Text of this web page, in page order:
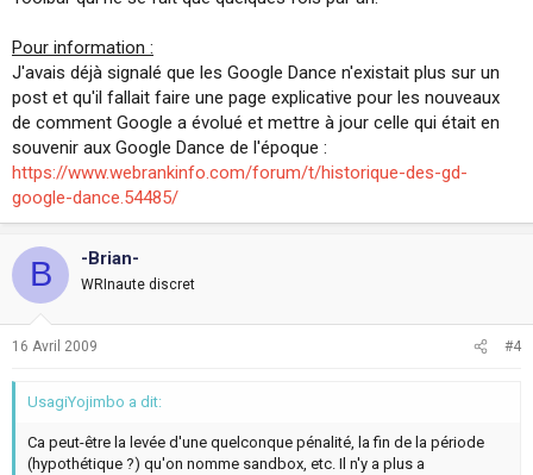
Pour information :
J'avais déjà signalé que les Google Dance n'existait plus sur un
post et qu'il fallait faire une page explicative pour les nouveaux
de comment Google a évolué et mettre à jour celle qui était en
souvenir aux Google Dance de l'époque :
https://www.webrankinfo.com/forum/t/historique-des-gd-
google-dance.54485/
B -Brian-
WRInaute discret
16 Avril 2009 #4
UsagiYojimbo a dit:
Ca peut-être la levée d'une quelconque pénalité, la fin de la période
(hypothétique ?) qu'on nomme sandbox, etc. Il n'y a plus a